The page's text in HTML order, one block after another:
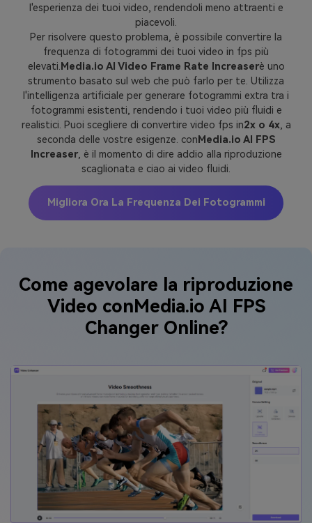
l'esperienza dei tuoi video, rendendoli meno attraenti e
piacevoli.
Per risolvere questo problema, è possibile convertire la
frequenza di fotogrammi dei tuoi video in fps più
elevati. Media.io AI Video Frame Rate Increaserè uno
strumento basato sul web che può farlo per te. Utilizza
l'intelligenza artificiale per generare fotogrammi extra tra i
fotogrammi esistenti, rendendo i tuoi video più fluidi e
realistici. Puoi scegliere di convertire video fps in2x o 4x, a
seconda delle vostre esigenze. con Media.io AI FPS
Increaser, è il momento di dire addio alla riproduzione
scaglionata e ciao ai video fluidi.
Migliora Ora La Frequenza Dei Fotogrammi
Come agevolare la riproduzione
Video conMedia.io AI FPS
Changer Online?